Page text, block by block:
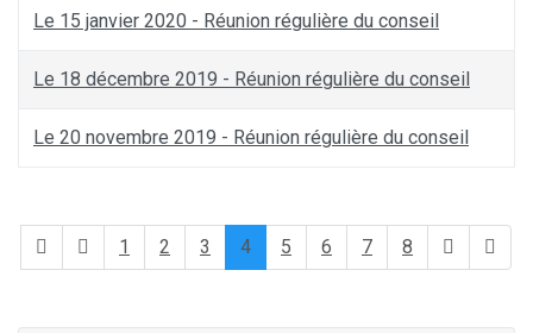
Le 15 janvier 2020 - Réunion régulière du conseil
Le 18 décembre 2019 - Réunion régulière du conseil
Le 20 novembre 2019 - Réunion régulière du conseil
1 2 3 4 5 6 7 8